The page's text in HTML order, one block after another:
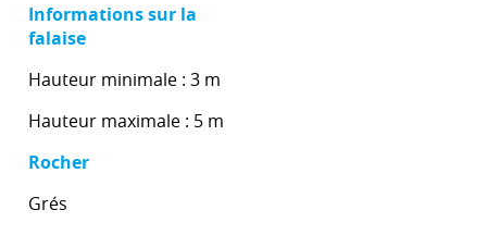
Informations sur la
falaise
Hauteur minimale : 3 m
Hauteur maximale : 5 m
Rocher
Grés